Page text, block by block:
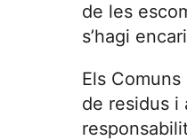
de les
s’hagi
Els
de residus i